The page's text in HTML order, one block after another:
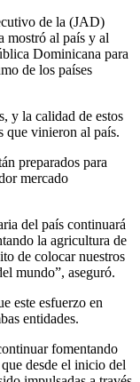
de la (JAD)
mostró al país y al
Dominicana para
de los países
y la calidad de estos
que vinieron al país.
preparados para
mercado
del país continuará
la agricultura de
de colocar nuestros
mundo”, aseguró.
este esfuerzo en
entidades.
fomentando
desde el inicio del